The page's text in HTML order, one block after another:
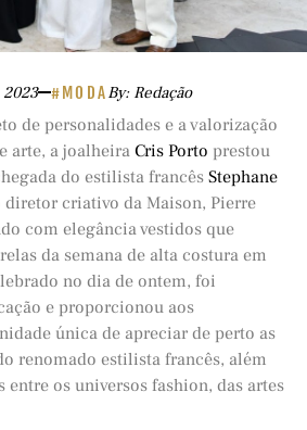
#MODABy: Redação
de personalidades e a valorização
arte, a joalheira Cris Porto prestou
do estilista francês Stephane
diretor criativo da Maison, Pierre
com elegância vestidos que
da semana de alta costura em
no dia de ontem, foi
e proporcionou aos
única de apreciar de perto as
renomado estilista francês, além
entre os universos fashion, das artes